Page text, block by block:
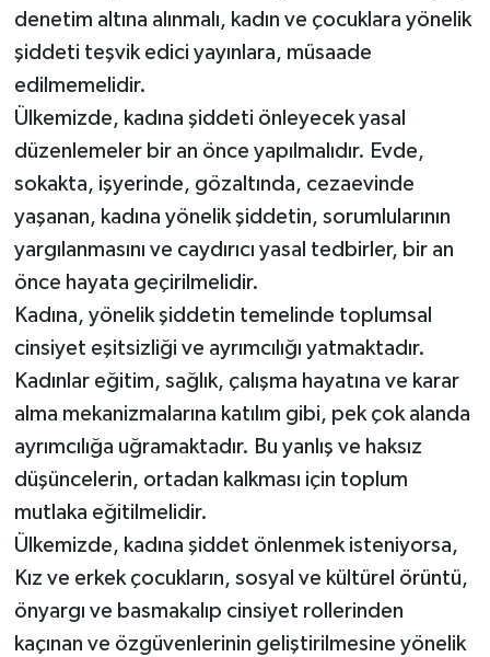
denetim altına alınmalı, kadın ve çocuklara yönelik
şiddeti teşvik edici yayınlara, müsaade
edilmemelidir.
Ülkemizde, kadına şiddeti önleyecek yasal
düzenlemeler bir an önce yapılmalıdır. Evde,
sokakta, işyerinde, gözaltında, cezaevinde
yaşanan, kadına yönelik şiddetin, sorumlularının
yargılanmasını ve caydırıcı yasal tedbirler, bir an
önce hayata geçirilmelidir.
Kadına, yönelik şiddetin temelinde toplumsal
cinsiyet eşitsizliği ve ayrımcılığı yatmaktadır.
Kadınlar eğitim, sağlık, çalışma hayatına ve karar
alma mekanizmalarına katılım gibi, pek çok alanda
ayrımcılığa uğramaktadır. Bu yanlış ve haksız
düşüncelerin, ortadan kalkması için toplum
mutlaka eğitilmelidir.
Ülkemizde, kadına şiddet önlenmek isteniyorsa,
Kız ve erkek çocukların, sosyal ve kültürel örüntü,
önyargı ve basmakalıp cinsiyet rollerinden
kaçınan ve özgüvenlerinin geliştirilmesine yönelik